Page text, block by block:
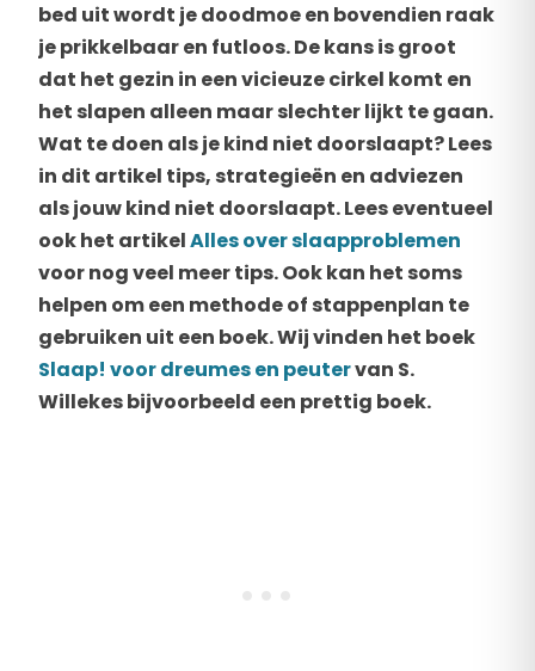
bed uit wordt je doodmoe en bovendien raak
je prikkelbaar en futloos. De kans is groot
dat het gezin in een vicieuze cirkel komt en
het slapen alleen maar slechter lijkt te gaan.
Wat te doen als je kind niet doorslaapt? Lees
in dit artikel tips, strategieën en adviezen
als jouw kind niet doorslaapt. Lees eventueel
ook het artikelAlles over slaapproblemen
voor nog veel meer tips. Ook kan het soms
helpen om een methode of stappenplan te
gebruiken uit een boek. Wij vinden het boek
Slaap! voor dreumes en peutervan S.
Willekes bijvoorbeeld een prettig boek.